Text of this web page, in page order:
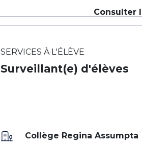
Consulter
SERVICES À L'ÉLÈVE
Surveillant(e) d'élèves
Collège Regina Assumpta